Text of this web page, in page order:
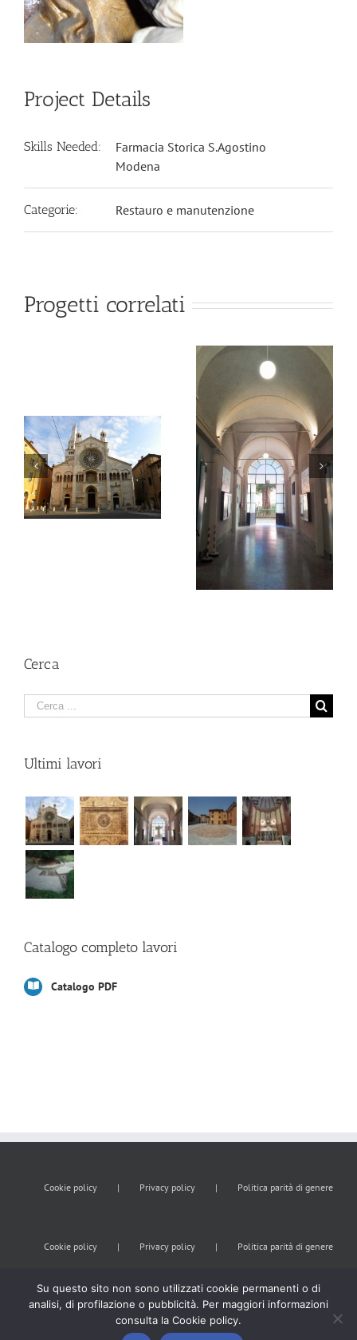
Project Details
Skills Needed:
Farmacia Storica S.Agostino
Modena
Categorie: Restauro e manutenzione
Progetti correlati
Complesso di
Sant’Eufemia,
Modena
Piazza
liberazione,
Nonantola
Cerca
Cerca
Ultimi lavori
Catalogo completo lavori
Catalogo PDF
Cookie policy Privacy policy Politica parità di genere
Cookie policy Privacy policy Politica parità di genere
Su questo sito non sono utilizzati cookie permanenti o di
analisi, di profilazione o pubblicità. Per maggiori informazioni
consulta la Cookie policy.